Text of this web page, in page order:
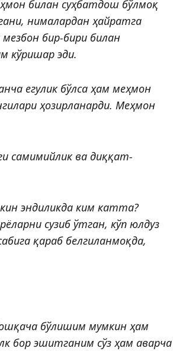
билан суҳбатдош бўлмоқ
нималардан ҳайратга
бир-бири билан
кўришар эди.
егулик бўлса ҳам меҳмон
ҳозирланарди. Меҳмон
самимийлик ва диққат-
эндиликда ким катта?
сузиб ўтган, кўп юлдуз
қараб белгиланмоқда,
бўлишим мумкин ҳам
бор эшитганим сўз ҳам аварча